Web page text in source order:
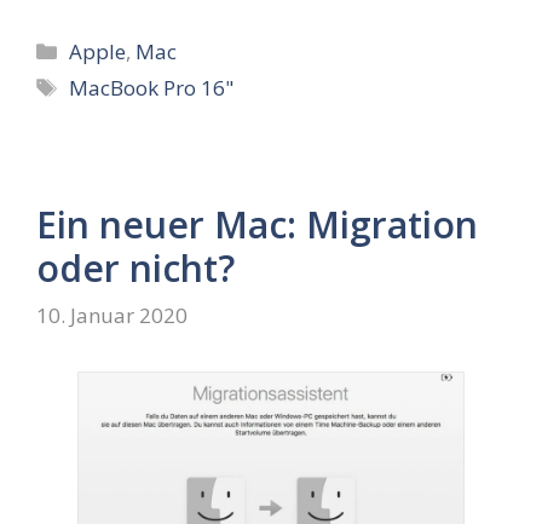
Kategorien
Apple, Mac
Schlagwörter
MacBook Pro 16"
Ein neuer Mac: Migration
oder nicht?
10. Januar 2020